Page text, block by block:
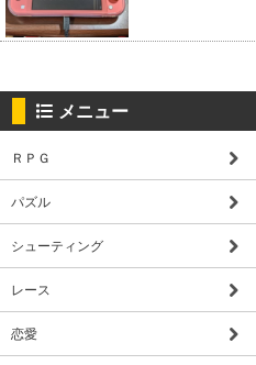
メニュー
ＲＰＧ
パズル
シューティング
レース
恋愛